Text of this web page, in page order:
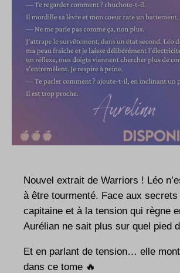
Nouvel extrait de Warriors ! Léo
à être tourmenté. Face aux secrets
capitaine et à la tension qui règne
Aurélian ne sait plus sur quel pied
Et en parlant de tension… elle
dans ce tome 🔥